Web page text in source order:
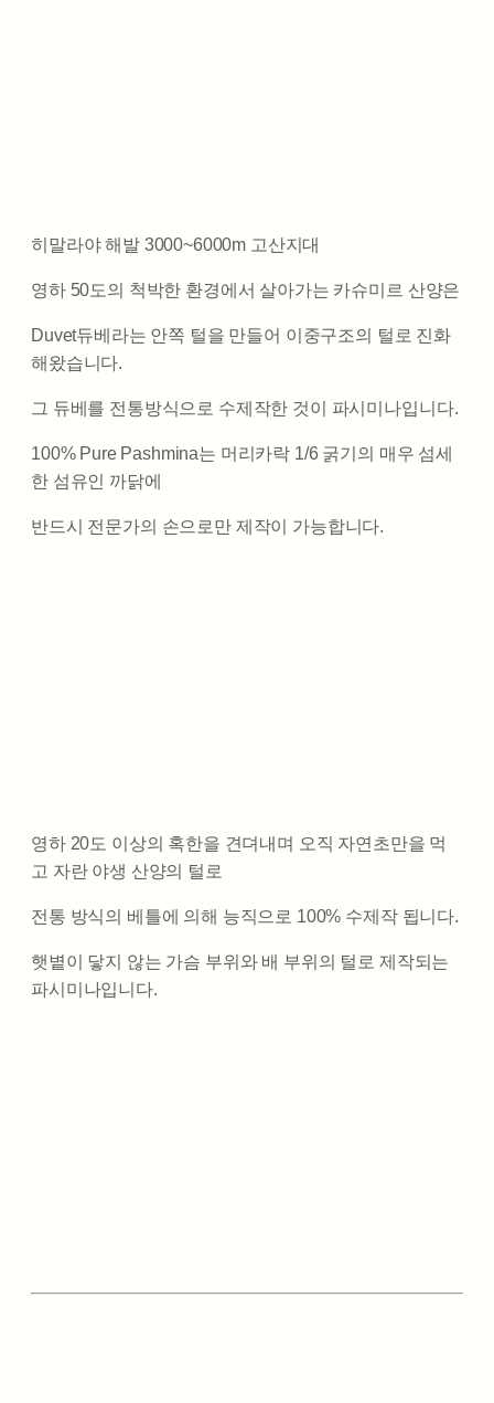
히말라야 해발 3000~6000m 고산지대
영하 50도의 척박한 환경에서 살아가는 카슈미르 산양은
Duvet듀베라는 안쪽 털을 만들어 이중구조의 털로 진화
해왔습니다.
그 듀베를 전통방식으로 수제작한 것이 파시미나입니다.
100% Pure Pashmina는 머리카락 1/6 굵기의 매우 섬세
한 섬유인 까닭에
반드시 전문가의 손으로만 제작이 가능합니다.
영하 20도 이상의 혹한을 견뎌내며 오직 자연초만을 먹
고 자란 야생 산양의 털로
전통 방식의 베틀에 의해 능직으로 100% 수제작 됩니다.
햇볕이 닿지 않는 가슴 부위와 배 부위의 털로 제작되는
파시미나입니다.